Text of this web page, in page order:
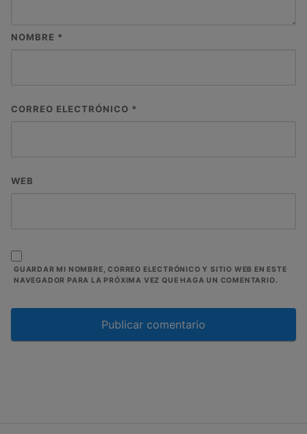
NOMBRE *
CORREO ELECTRÓNICO *
WEB
GUARDAR MI NOMBRE, CORREO ELECTRÓNICO Y SITIO WEB EN ESTE
NAVEGADOR PARA LA PRÓXIMA VEZ QUE HAGA UN COMENTARIO.